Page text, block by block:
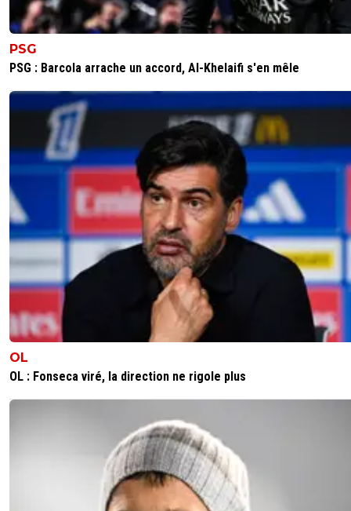
PSG
PSG : Barcola arrache un accord, Al-Khelaifi s'en mêle
OL
OL : Fonseca viré, la direction ne rigole plus